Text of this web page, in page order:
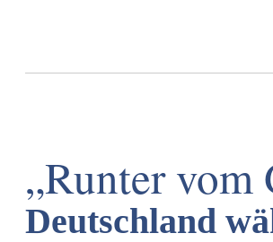
„Runter vom
Deutschland